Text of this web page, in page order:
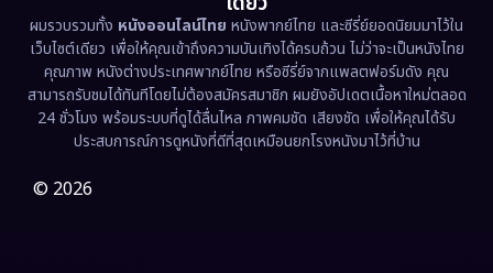
Fantasy จินตนาการ (326)
Fiction (9)
Film (57)
Gothic
ผมรวบรวมทั้ง หนังออนไลน์ไทย หนังพากย์ไทย และซีรี่ย์ยอดนิยมมาไว้ใน
เว็บไซต์เดียว เพื่อให้คุณเข้าถึงความบันเทิงได้ครบถ้วน ไม่ว่าจะเป็นหนังไทย
คุณภาพ หนังต่างประเทศพากย์ไทย หรือซีรี่ย์จากแพลตฟอร์มดัง คุณ
สามารถรับชมได้ทันทีโดยไม่ต้องสมัครสมาชิก ผมยังอัปเดตเนื้อหาใหม่ตลอด
24 ชั่วโมง พร้อมระบบที่ดูได้ลื่นไหล ภาพคมชัด เสียงชัด เพื่อให้คุณได้รับ
ประสบการณ์การดูหนังที่ดีที่สุดเหมือนยกโรงหนังมาไว้ที่บ้าน
© 2026